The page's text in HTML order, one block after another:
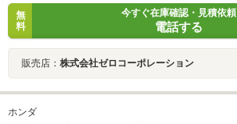
無
料
今すぐ在庫確認・見積依頼
電話する
販売店： 株式会社ゼロコーポレーション
ホンダ